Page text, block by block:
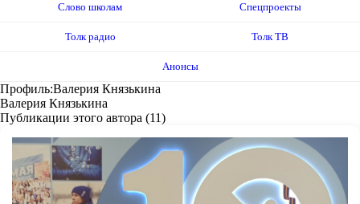
Слово школам Спецпроекты
Толк радио Толк ТВ
Анонсы
Профиль:Валерия Князькина
Валерия Князькина
Публикации этого автора (11)